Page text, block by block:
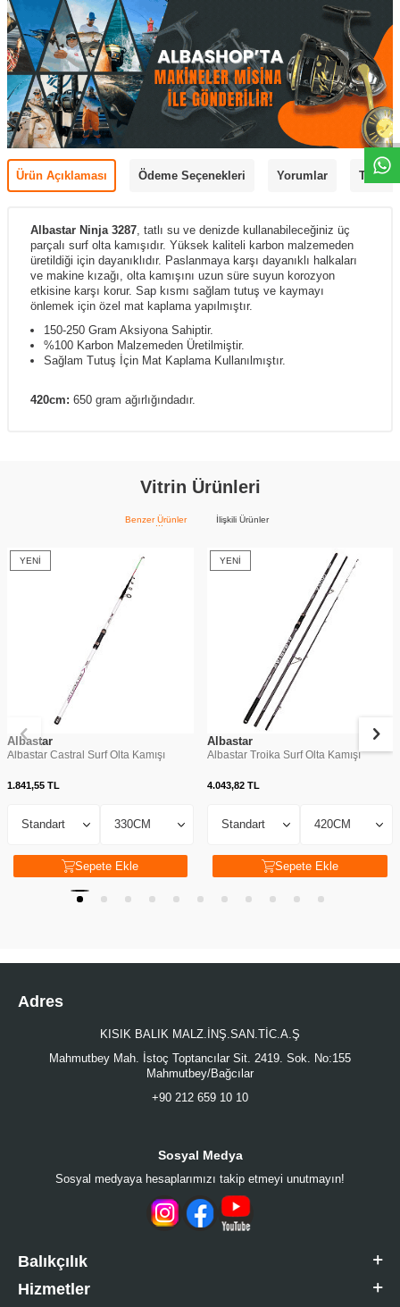
Ürün Açıklaması Ödeme Seçenekleri Yorumlar
Albastar Ninja 3287 , tatlı su ve denizde kullanabileceğiniz üç
parçalı surf olta kamışıdır. Yüksek kaliteli karbon malzemeden
üretildiği için dayanıklıdır. Paslanmaya karşı dayanıklı halkaları
ve makine kızağı, olta kamışını uzun süre suyun korozyon
etkisine karşı korur. Sap kısmı sağlam tutuş ve kaymayı
önlemek için özel mat kaplama yapılmıştır.
150-250 Gram Aksiyona Sahiptir.
%100 Karbon Malzemeden Üretilmiştir.
Sağlam Tutuş İçin Mat Kaplama Kullanılmıştır.
420cm: 650 gram ağırlığındadır.
Vitrin Ürünleri
Benzer Ürünler İlişkili Ürünler
YENI
Albastar
Albastar Castral Surf Olta Kamışı
1.841,55 TL
Sepete Ekle
YENI
Albastar
Albastar Troika Surf Olta Kamışı
4.043,82TL
Sepete Ekle
Adres
KISIK BALIK MALZ.İNŞ.SAN.TİC.A.Ş
Mahmutbey Mah. İstoç Toptancılar Sit. 2419. Sok. No:155
Mahmutbey/Bağcılar
+90 212 659 10 10
Sosyal Medya
Sosyal medyaya hesaplarımızı takip etmeyi unutmayın!
Balıkçılık
Hizmetler